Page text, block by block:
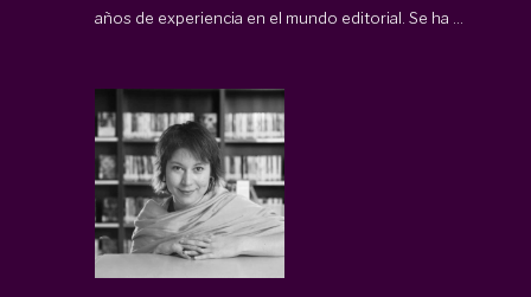
años de experiencia en el mundo editorial. Se ha ...